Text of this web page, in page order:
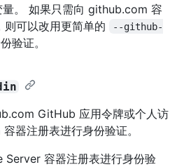
量。 如果只需向 github.com 容
可以改用更简单的
--github-
验证。
GitHub 应用令牌或个人访
器注册表进行身份验证。
容器注册表进行身份验